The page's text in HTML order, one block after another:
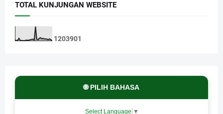
TOTAL KUNJUNGAN WEBSITE
1203901
🌐 PILIH BAHASA
Select Language ▼